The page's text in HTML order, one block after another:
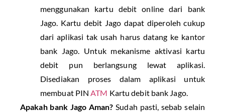
menggunakan kartu debit online dari bank
Jago. Kartu debit Jago dapat diperoleh cukup
dari aplikasi tak usah harus datang ke kantor
bank Jago. Untuk mekanisme aktivasi kartu
debit pun berlangsung lewat aplikasi.
Disediakan proses dalam aplikasi untuk
membuat PIN ATM Kartu debit bank Jago.
Apakah bank Jago Aman? Sudah pasti, sebab selain